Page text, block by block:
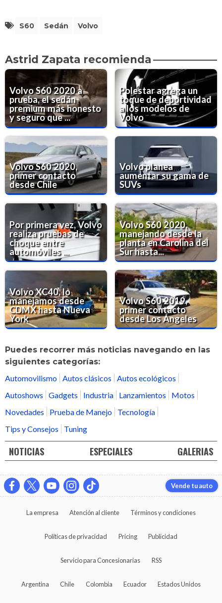
S60 Sedán Volvo
Astrid Zapata recomienda
Volvo S60 2020 a
prueba, el sedán
premium más honesto
y seguro que ...
Polestar agrega un
toque de deportividad
a los modelos de
Volvo
Volvo S60 2020,
primer contacto
desde Chile
Volvo planea
aumentar su gama de
SUVs
Por primera vez, Volvo
realiza pruebas de
choque entre
automóviles ...
Volvo S60 2020,
manejando desde la
planta en Carolina del
Sur hasta...
Volvo XC40, lo
manejamos desde
CDMX hasta Nueva
York
Volvo S60 2019,
primer contacto
desde Los Ángeles
Puedes recorrer más noticias navegando en las
siguientes categorías:
Automovilismo Autos clásicos
Autos ecológicos
Autoshows
Gadgets Industria Lanzamientos
Motos
Novedades
Prueba de Manejo
Tecnología
Tips y Consejos
Tuning
NOTICIAS ESPECIALES GALERIAS
Vende tu auto
La empresa Atención al cliente Términos y condiciones
Políticas de privacidad Pricing Publicidad
Servicio para Concesionarias RSS
Argentina Chile Colombia Ecuador Estados Unidos